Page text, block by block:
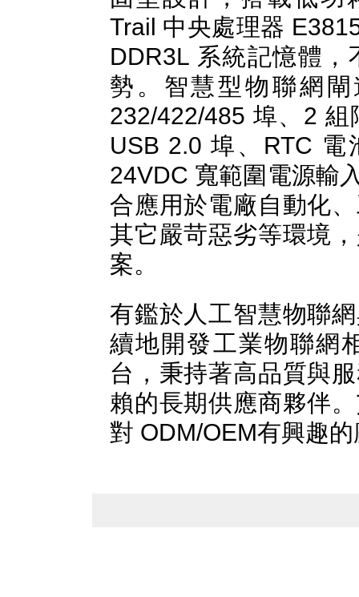
Trail 中央處理器
DDR3L 系統記憶體
勢。智慧型物聯網
232/422/485 埠、2
USB 2.0 埠、RTC
24VDC 寬範圍電源輸
合應用於電廠自動化
其它嚴苛惡劣等環境
案。
有鑑於人工智慧物聯
續地開發工業物聯網
台，秉持著高品質與
賴的長期供應商夥伴
對 ODM/OEM有興趣